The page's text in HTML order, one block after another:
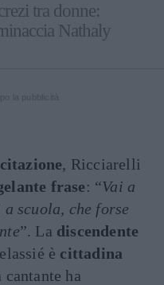
tra donne:
Nathaly
, Ricciarelli
frase: “Vai a
scuola, che forse
”. La discendente
è cittadina
cantante ha